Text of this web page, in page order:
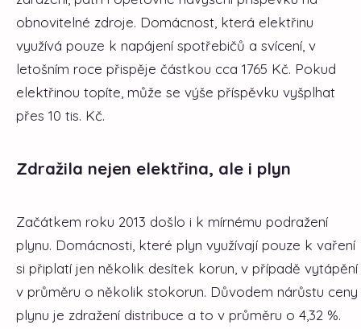
obnovitelné zdroje. Domácnost, která elektřinu
využívá pouze k napájení spotřebičů a svícení, v
letošním roce přispěje částkou cca 1765 Kč. Pokud
elektřinou topíte, může se výše příspěvku vyšplhat
přes 10 tis. Kč.
Zdražila nejen elektřina, ale i plyn
Začátkem roku 2013 došlo i k mírnému podražení
plynu. Domácnosti, které plyn využívají pouze k vaření
si připlatí jen několik desítek korun, v případě vytápění
v průměru o několik stokorun. Důvodem nárůstu ceny
plynu je zdražení distribuce a to v průměru o 4,32 %.